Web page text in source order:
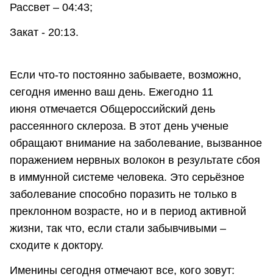
Рассвет – 04:43;
Закат - 20:13.
Если что-то постоянно забываете, возможно,
сегодня именно ваш день. Ежегодно 11
июня отмечается Общероссийский день
рассеянного склероза. В этот день ученые
обращают внимание на заболевание, вызванное
поражением нервных волокон в результате сбоя
в иммунной системе человека. Это серьёзное
заболевание способно поразить не только в
преклонном возрасте, но и в период активной
жизни, так что, если стали забывчивыми –
сходите к доктору.
Именины сегодня отмечают все, кого зовут: